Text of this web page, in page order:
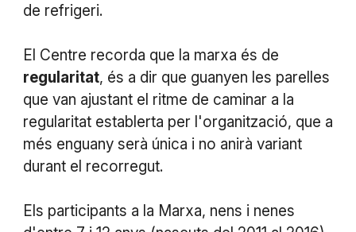
de refrigeri.
El Centre recorda que la marxa és de
regularitat, és a dir que guanyen les parelles
que van ajustant el ritme de caminar a la
regularitat establerta per l'organització, que a
més enguany serà única i no anirà variant
durant el recorregut.
Els participants a la Marxa, nens i nenes